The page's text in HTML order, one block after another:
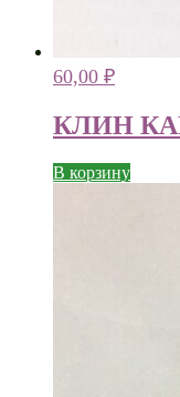
60,00 ₽
КЛИН
В корзину